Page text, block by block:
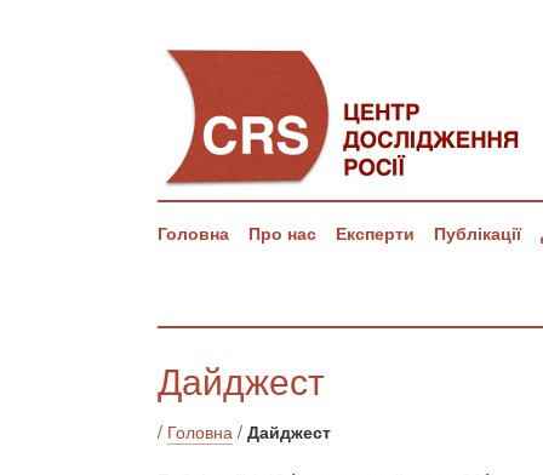
Головна Про нас Експерти Публікації
Дайджест
/ Головна / Дайджест